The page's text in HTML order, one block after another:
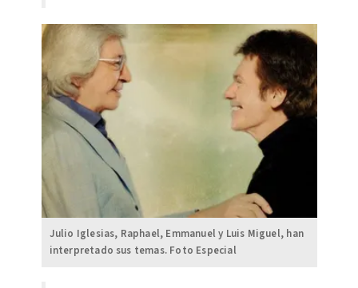
Julio Iglesias, Raphael, Emmanuel y Luis Miguel, han
interpretado sus temas. Foto Especial